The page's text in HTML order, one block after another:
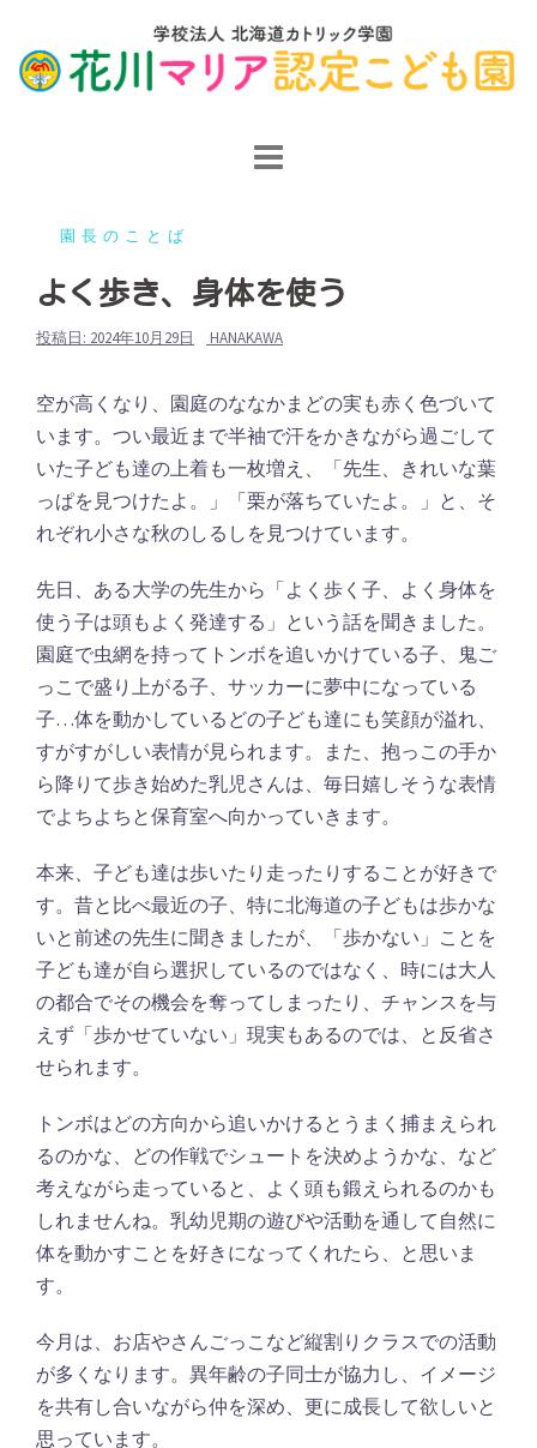
園長のことば
よく歩き、身体を使う
投稿日: 2024年10月29日 HANAKAWA
空が高くなり、園庭のななかまどの実も赤く色づいて
います。つい最近まで半袖で汗をかきながら過ごして
いた子ども達の上着も一枚増え、「先生、きれいな葉
っぱを見つけたよ。」「栗が落ちていたよ。」と、そ
れぞれ小さな秋のしるしを見つけています。
先日、ある大学の先生から「よく歩く子、よく身体を
使う子は頭もよく発達する」という話を聞きました。
園庭で虫網を持ってトンボを追いかけている子、鬼ご
っこで盛り上がる子、サッカーに夢中になっている
子…体を動かしているどの子ども達にも笑顔が溢れ、
すがすがしい表情が見られます。また、抱っこの手か
ら降りて歩き始めた乳児さんは、毎日嬉しそうな表情
でよちよちと保育室へ向かっていきます。
本来、子ども達は歩いたり走ったりすることが好きで
す。昔と比べ最近の子、特に北海道の子どもは歩かな
いと前述の先生に聞きましたが、「歩かない」ことを
子ども達が自ら選択しているのではなく、時には大人
の都合でその機会を奪ってしまったり、チャンスを与
えず「歩かせていない」現実もあるのでは、と反省さ
せられます。
トンボはどの方向から追いかけるとうまく捕まえられ
るのかな、どの作戦でシュートを決めようかな、など
考えながら走っていると、よく頭も鍛えられるのかも
しれませんね。乳幼児期の遊びや活動を通して自然に
体を動かすことを好きになってくれたら、と思いま
す。
今月は、お店やさんごっこなど縦割りクラスでの活動
が多くなります。異年齢の子同士が協力し、イメージ
を共有し合いながら仲を深め、更に成長して欲しいと
思っています。